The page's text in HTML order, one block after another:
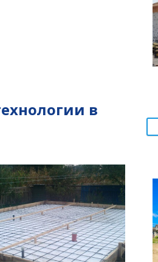
в